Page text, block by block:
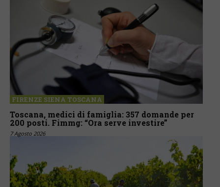
FIRENZE SIENA TOSCANA
Toscana, medici di famiglia: 357 domande per
200 posti. Fimmg: “Ora serve investire”
7 Agosto 2026